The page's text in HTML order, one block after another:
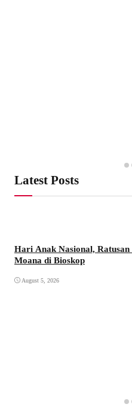
Latest Posts
Hari Anak Nasional,
Moana di Bioskop
August 5, 2026